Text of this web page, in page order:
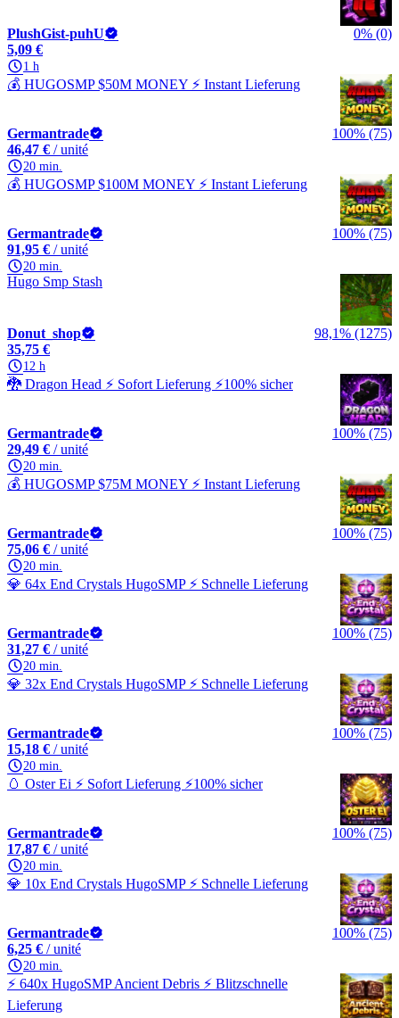
PlushGist-puhU
0% (0)
5,09 €
1 h
💰 HUGOSMP $50M MONEY ⚡ Instant Lieferung
Germantrade
100% (75)
46,47 € / unité
20 min.
💰 HUGOSMP $100M MONEY ⚡ Instant Lieferung
Germantrade
100% (75)
91,95 € / unité
20 min.
Hugo Smp Stash
Donut_shop
98,1% (1275)
35,75 €
12 h
🐉 Dragon Head ⚡ Sofort Lieferung ⚡100% sicher
Germantrade
100% (75)
29,49 € / unité
20 min.
💰 HUGOSMP $75M MONEY ⚡ Instant Lieferung
Germantrade
100% (75)
75,06 € / unité
20 min.
💎 64x End Crystals HugoSMP ⚡ Schnelle Lieferung
Germantrade
100% (75)
31,27 € / unité
20 min.
💎 32x End Crystals HugoSMP ⚡ Schnelle Lieferung
Germantrade
100% (75)
15,18 € / unité
20 min.
🥚 Oster Ei ⚡ Sofort Lieferung ⚡100% sicher
Germantrade
100% (75)
17,87 € / unité
20 min.
💎 10x End Crystals HugoSMP ⚡ Schnelle Lieferung
Germantrade
100% (75)
6,25 € / unité
20 min.
⚡ 640x HugoSMP Ancient Debris ⚡ Blitzschnelle
Lieferung